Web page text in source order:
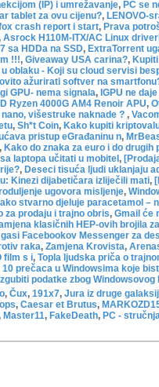
(IP) i umrežavanje, PC se
tablet za ovu cijenu?, LENOVO-
crash report i start, Prava
Asrock H110M-ITX/AC Linux
sa HDDa na SSD, ExtraTorrent
!!!, Giveaway USA carina?,
u oblaku - Koji su cloud servisi
ažurirati softver na
GPU- nema signala, IGPU ne
Ryzen 4000G AM4 Renoir APU,
višestruke naknade ? ,
, Sh*t Coin, Kako kupiti
pristup eGrađaninu n,
, Kako do znaka za euro i do drugih
laptopa učitati u mobitel ,
, Deseci tisuća ljudi uklanjaju
Kinezi dijabetičara izliječili mati,
ugovora misljenje,
stvarno djeluje paracetamol –
za prodaju i trajno obris, Gmail će
klasičnih HEP-ovih brojila za
Facebookov Messenger za
raka, Zamjena Krovista,
film s i, Topla ljudska priča o
10 prečaca u Windowsima koje
podatke zbog Windowsovog
, Čux, 191x7, Jura iz druge
, Caesar et Brutus,
Master11, FakeDeath, PC -